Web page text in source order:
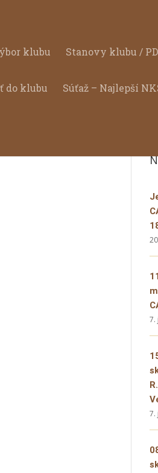
klubu Stanovy klubu /
do klubu Súťaž – Najlepší
7.
7.